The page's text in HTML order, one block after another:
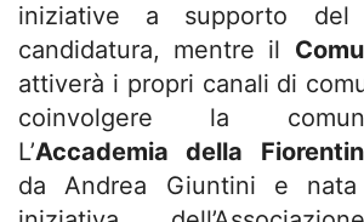
iniziative a supporto del
candidatura, mentre il
attiverà i propri canali di
coinvolgere la
L’Accademia della
da Andrea Giuntini e